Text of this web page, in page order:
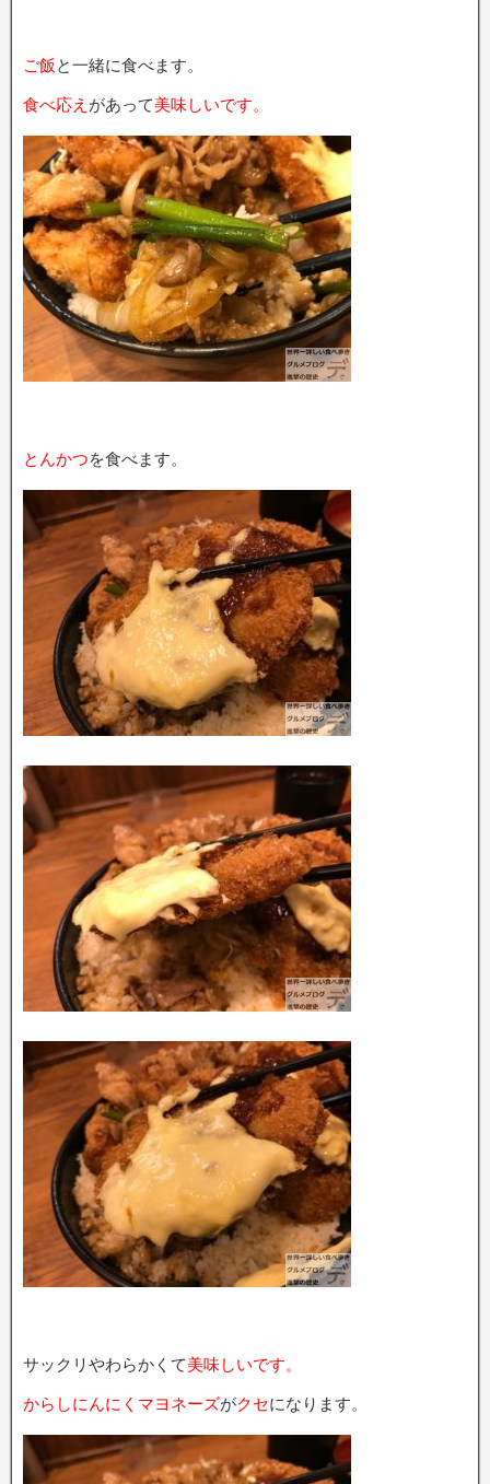
ご飯 と一緒に食べます。
食べ応え があって美味しいです。
とんかつを食べます。
サックリやわらかくて美味しいです。
からしにんにくマヨネーズがクセになります。